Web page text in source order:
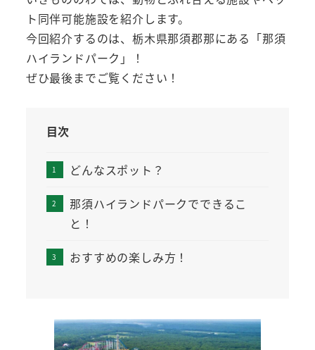
ト同伴可能施設を紹介します。
今回紹介するのは、栃木県那須郡那にある「那須
ハイランドパーク」！
ぜひ最後までご覧ください！
目次
どんなスポット？
那須ハイランドパークでできるこ
と！
おすすめの楽しみ方！